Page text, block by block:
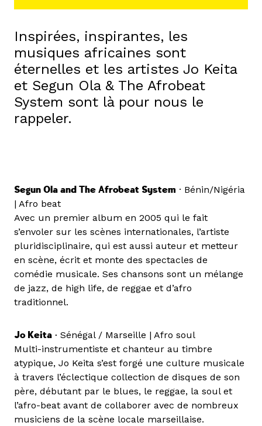
Inspirées, inspirantes, les
musiques africaines sont
éternelles et les artistes Jo Keita
et Segun Ola & The Afrobeat
System sont là pour nous le
rappeler.
Segun Ola and The Afrobeat System · Bénin/Nigéria
| Afro beat
Avec un premier album en 2005 qui le fait
s’envoler sur les scènes internationales, l’artiste
pluridisciplinaire, qui est aussi auteur et metteur
en scène, écrit et monte des spectacles de
comédie musicale. Ses chansons sont un mélange
de jazz, de high life, de reggae et d’afro
traditionnel.
Jo Keita • Sénégal / Marseille | Afro soul
Multi-instrumentiste et chanteur au timbre
atypique, Jo Keita s’est forgé une culture musicale
à travers l’éclectique collection de disques de son
père, débutant par le blues, le reggae, la soul et
l’afro-beat avant de collaborer avec de nombreux
musiciens de la scène locale marseillaise.